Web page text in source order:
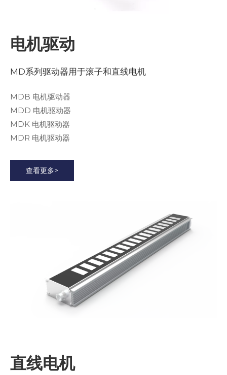
电机驱动
MD系列驱动器用于滚子和直线电机
MDB 电机驱动器
MDD 电机驱动器
MDK 电机驱动器
MDR 电机驱动器
查看更多>
直线电机